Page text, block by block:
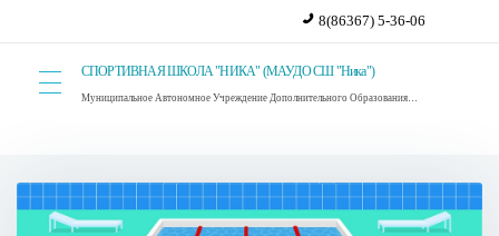
8(86367) 5-36-06
СПОРТИВНАЯ ШКОЛА "НИКА" (МАУДО СШ "Ника")
Муниципальное Автономное Учреждение Дополнительного Образования Спортивная Школа "Ника". г. Красный Сулин.